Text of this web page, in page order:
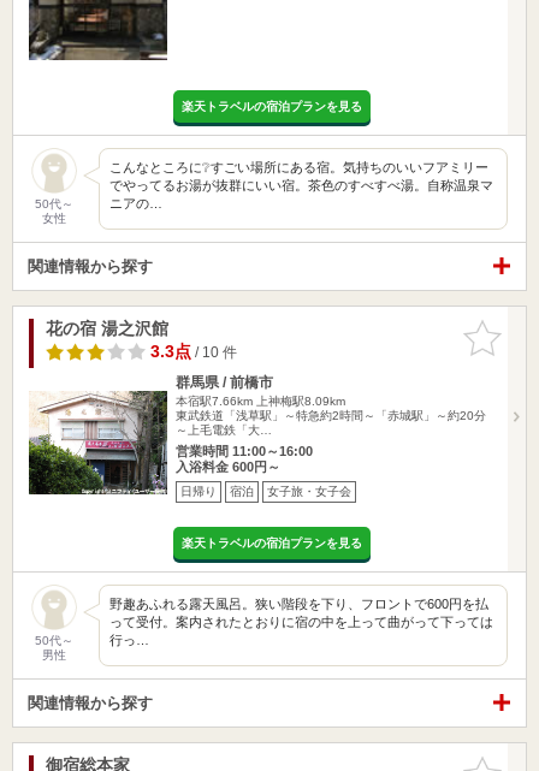
楽天トラベルの宿泊プランを見る
50代～
女性
こんなところに❔すごい場所にある宿。気持ちのいいフアミリー
でやってるお湯が抜群にいい宿。茶色のすべすべ湯。自称温泉マ
ニアの…
関連情報から探す
お気に入
りに追加
花の宿 湯之沢館
3.3点/ 10 件
群馬県 / 前橋市
本宿駅7.66km
上神梅駅8.09km
東武鉄道「浅草駅」～特急約2時間～「赤城駅」～約20分
～上毛電鉄「大…
営業時間 11:00～16:00
入浴料金 600円～
日帰り 宿泊 女子旅・女子会
楽天トラベルの宿泊プランを見る
50代～
男性
野趣あふれる露天風呂。狭い階段を下り、フロントで600円を払
って受付。案内されたとおりに宿の中を上って曲がって下っては
行っ…
関連情報から探す
お気に入
御宿総本家